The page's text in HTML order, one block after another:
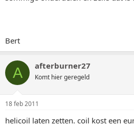
Bert
A afterburner27
Komt hier geregeld
18 feb 2011
helicoil laten zetten. coil kost een